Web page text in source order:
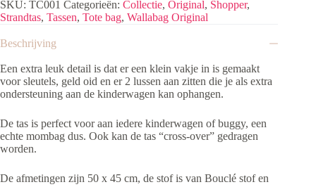
SKU: TC001 Categorieën: Collectie, Original, Shopper,
Strandtas, Tassen, Tote bag, Wallabag Original
Beschrijving
Een extra leuk detail is dat er een klein vakje in is gemaakt
voor sleutels, geld oid en er 2 lussen aan zitten die je als extra
ondersteuning aan de kinderwagen kan ophangen.
De tas is perfect voor aan iedere kinderwagen of buggy, een
echte mombag dus. Ook kan de tas “cross-over” gedragen
worden.
De afmetingen zijn 50 x 45 cm, de stof is van Bouclé stof en